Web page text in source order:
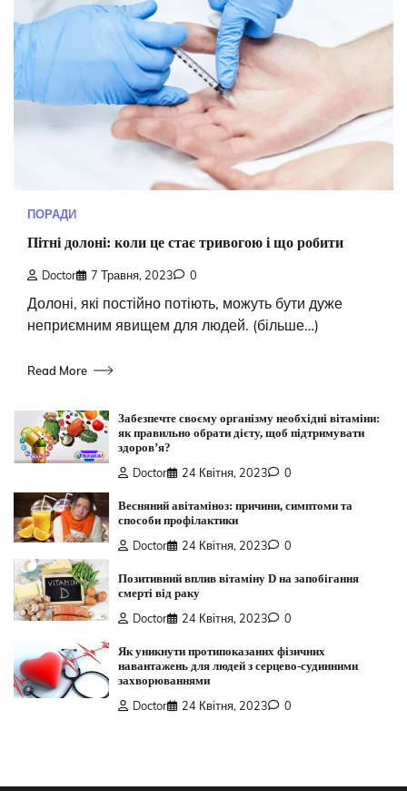
ПОРАДИ
Пітні долоні: коли це стає тривогою і що робити
Doctor 7 Травня, 2023 0
Долоні, які постійно потіють, можуть бути дуже
неприємним явищем для людей. (більше…)
Read More
Забезпечте своєму організму необхідні вітаміни:
як правильно обрати дієту, щоб підтримувати
здоров’я?
Doctor 24 Квітня, 2023 0
Весняний авітаміноз: причини, симптоми та
способи профілактики
Doctor 24 Квітня, 2023 0
Позитивний вплив вітаміну D на запобігання
смерті від раку
Doctor 24 Квітня, 2023 0
Як уникнути протипоказаних фізичних
навантажень для людей з серцево-судинними
захворюваннями
Doctor 24 Квітня, 2023 0